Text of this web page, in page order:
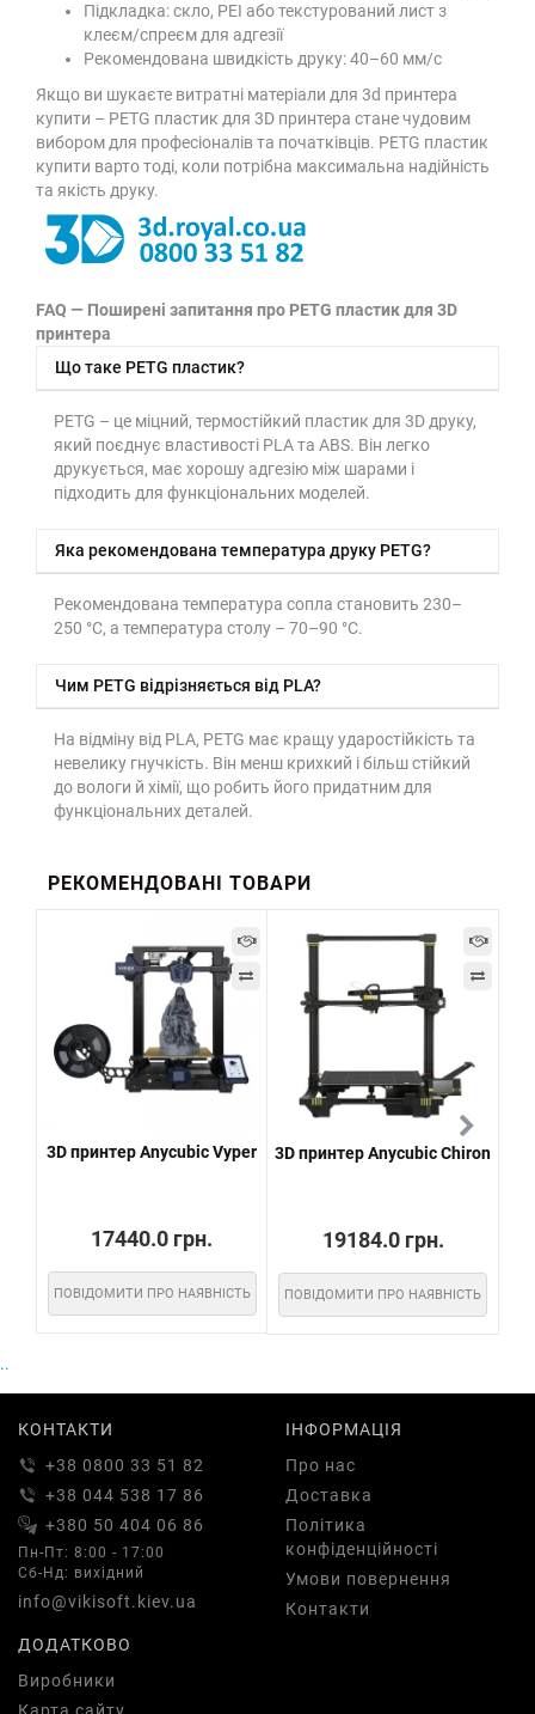
Підкладка: скло, PEI або текстурований лист з
клеєм/спреєм для адгезії
Рекомендована швидкість друку: 40–60 мм/с
Якщо ви шукаєте витратні матеріали для 3d принтера
купити – PETG пластик для 3D принтера стане чудовим
вибором для професіоналів та початківців. PETG пластик
купити варто тоді, коли потрібна максимальна надійність
та якість друку.
FAQ — Поширені запитання про PETG пластик для 3D
принтера
Що таке PETG пластик?
PETG – це міцний, термостійкий пластик для 3D друку,
який поєднує властивості PLA та ABS. Він легко
друкується, має хорошу адгезію між шарами і
підходить для функціональних моделей.
Яка рекомендована температура друку PETG?
Рекомендована температура сопла становить 230–
250 °C, а температура столу – 70–90 °C.
Чим PETG відрізняється від PLA?
На відміну від PLA, PETG має кращу ударостійкість та
невелику гнучкість. Він менш крихкий і більш стійкий
до вологи й хімії, що робить його придатним для
функціональних деталей.
РЕКОМЕНДОВАНІ ТОВАРИ
3D принтер Anycubic Vyper
17440.0 грн.
ПОВІДОМИТИ ПРО НАЯВНІСТЬ
3D принтер Anycubic Chiron
19184.0 грн.
ПОВІДОМИТИ ПРО НАЯВНІСТЬ
..
КОНТАКТИ
+38 0800 33 51 82
+38 044 538 17 86
+380 50 404 06 86
Пн-Пт: 8:00 - 17:00
Сб-Нд: вихідний
info@vikisoft.kiev.ua
ІНФОРМАЦІЯ
Про нас
Доставка
Політика
конфіденційності
Умови повернення
Контакти
ДОДАТКОВО
Виробники